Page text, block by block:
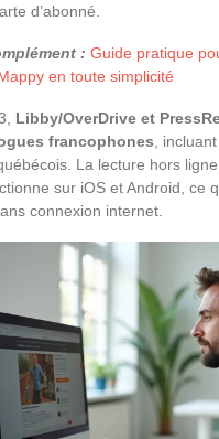
d’abonné.
: Guide pratique
en toute simplicité
Libby/OverDrive et
francophones ,
La lecture hors
sur iOS et Android, ce
connexion internet.